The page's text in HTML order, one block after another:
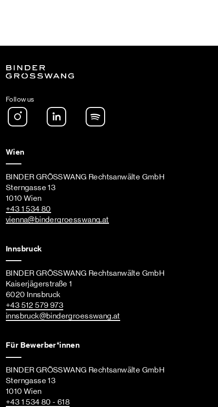
Follow us
Instagram LinkedIn
Wien
BINDER GRÖSSWANG Rechtsanwälte GmbH
Sterngasse 13
1010 Wien
+43 1 534 80
vienna@bindergroesswang.at
Innsbruck
BINDER GRÖSSWANG Rechtsanwälte GmbH
Kaiserjägerstraße 1
6020 Innsbruck
+43 512 579 973
innsbruck@bindergroesswang.at
Für Bewerber*innen
BINDER GRÖSSWANG Rechtsanwälte GmbH
Sterngasse 13
1010 Wien
+43 1 534 80 - 618